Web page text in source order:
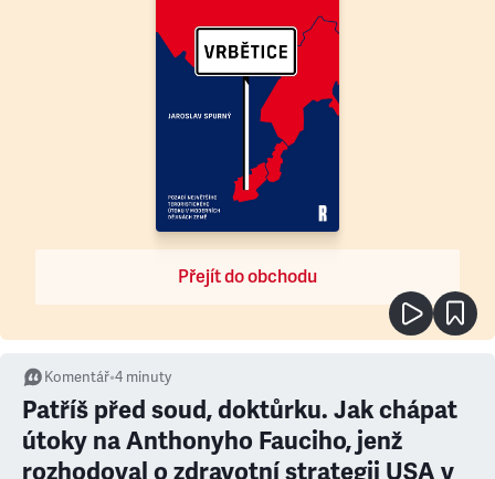
Přejít do obchodu
Komentář•4 minuty
Patříš před soud, doktůrku. Jak chápat
útoky na Anthonyho Fauciho, jenž
rozhodoval o zdravotní strategii USA v